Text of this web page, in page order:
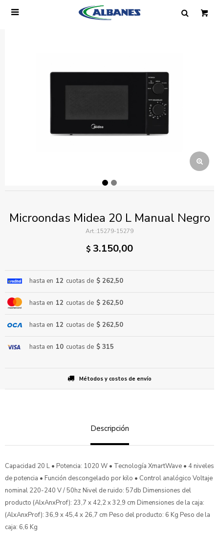

Microondas Midea 20 L Manual Negro
15279-15279
$ 3.150,00
hasta en 12 cuotas de $ 262,50
hasta en 12 cuotas de $ 262,50
hasta en 12 cuotas de $ 262,50
hasta en 10 cuotas de $ 315
Métodos y costos de envío
Descripción
Capacidad 20 L • Potencia: 1020 W • Tecnología XmartWave • 4 niveles
de potencia • Función descongelado por kilo • Control analógico Voltaje
nominal 220-240 V / 50hz Nivel de ruido: 57db Dimensiones del
producto (AlxAnxProf): 23,7 x 42,2 x 32,9 cm Dimensiones de la caja:
(AlxAnxProf): 36,9 x 45,4 x 26,7 cm Peso del producto: 6 Kg Peso de la
caja: 6,6 Kg
ENVIAR